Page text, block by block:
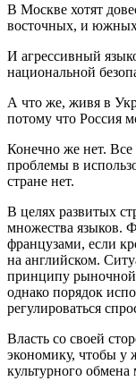
В Москве хотят
восточных, и южных
И агрессивный
национальной
А что же, живя в
потому что Россия
Конечно же нет.
проблемы в
стране нет.
В целях развитых
множества языков.
французами, если
на английском.
принципу рыночной
однако порядок
регулироваться
Власть со своей
экономику, чтобы у
культурного